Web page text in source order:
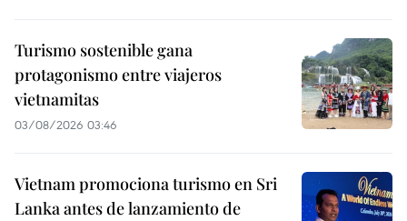
Turismo sostenible gana
protagonismo entre viajeros
vietnamitas
03/08/2026 03:46
Vietnam promociona turismo en Sri
Lanka antes de lanzamiento de